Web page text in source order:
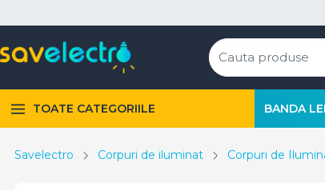
TOATE CATEGORIILE BANDA
Savelectro Corpuri de iluminat Corpuri de